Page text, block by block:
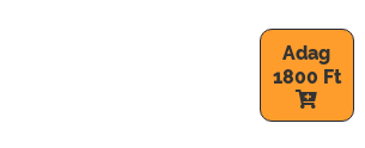
Adag
1800 Ft